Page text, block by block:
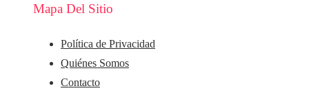
Mapa Del Sitio
Política de Privacidad
Quiénes Somos
Contacto